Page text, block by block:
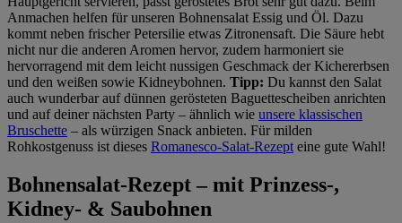
Anmachen helfen für unseren Bohnensalat Essig und Öl. Dazu
kommt neben frischer Petersilie etwas Zitronensaft. Die Säure hebt
nicht nur die anderen Aromen hervor, zudem harmoniert sie
hervorragend mit dem leicht nussigen Geschmack der Kichererbsen
und den weißen sowie Kidneybohnen. Tipp: Du kannst den Salat
auch wunderbar auf dünnen gerösteten Baguettescheiben anrichten
und auf deiner nächsten Party – ähnlich wie unsere klassischen
Bruschette – als würzigen Snack anbieten. Für milden
Rohkostgenuss ist dieses Romanesco-Salat-Rezept eine gute Wahl!
Bohnensalat-Rezept – mit Prinzess-,
Kidney- & Saubohnen